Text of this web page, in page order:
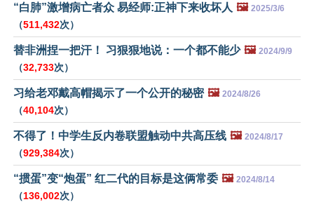
“白肺”激增病亡者众 易经师:正神下来收坏人 🖼️ 2025/3/6
（511,432次）
替非洲捏一把汗！ 习狠狠地说：一个都不能少 🖼️ 2024/9/9
（32,733次）
习给老邓戴高帽揭示了一个公开的秘密 🖼️ 2024/8/26
（40,104次）
不得了！中学生反内卷联盟触动中共高压线 🖼️ 2024/8/17
（929,384次）
“掼蛋”变“炮蛋” 红二代的目标是这俩常委 🖼️ 2024/8/14
（136,002次）